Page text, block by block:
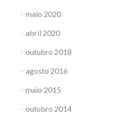
maio 2020
abril 2020
outubro 2018
agosto 2016
maio 2015
outubro 2014